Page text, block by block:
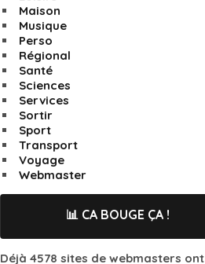
Maison
Musique
Perso
Régional
Santé
Sciences
Services
Sortir
Sport
Transport
Voyage
Webmaster
📊 CA BOUGE ÇA !
Déjà 4578 sites de webmasters ont